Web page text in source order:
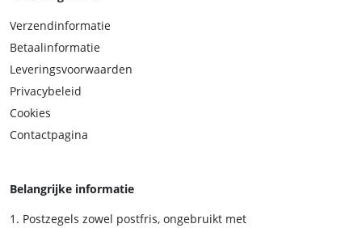
Verzendinformatie
Betaalinformatie
Leveringsvoorwaarden
Privacybeleid
Cookies
Contactpagina
Belangrijke informatie
Postzegels zowel postfris, ongebruikt met